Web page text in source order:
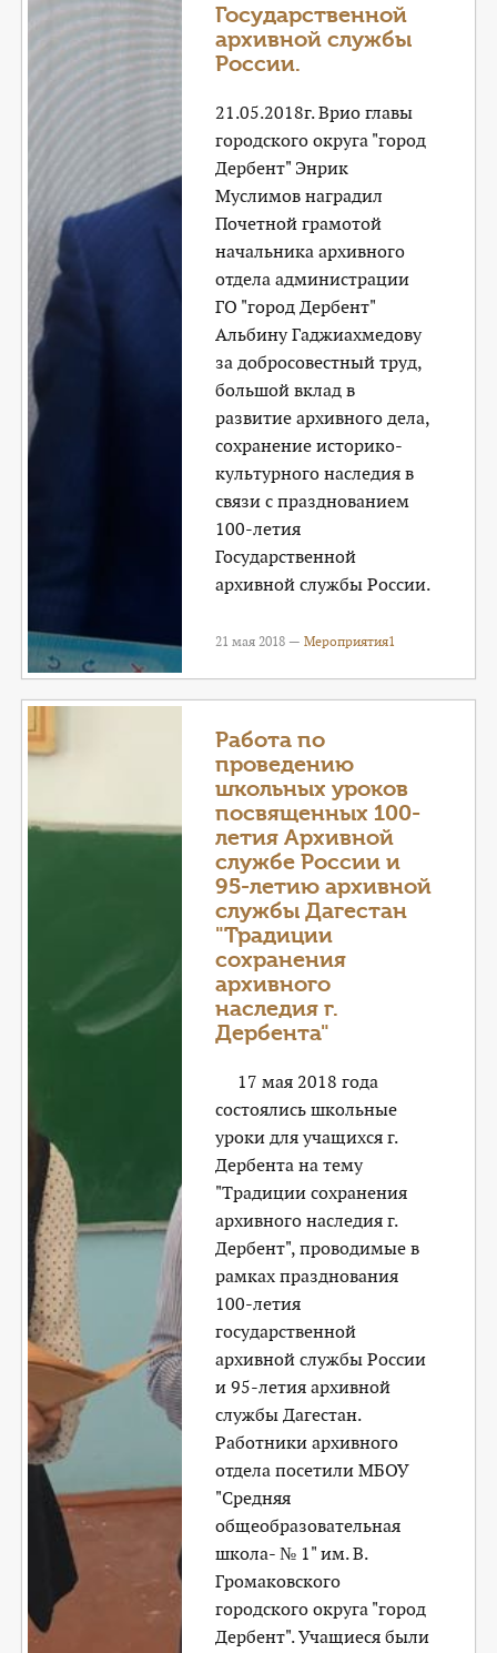
Государственной
архивной службы
России.
21.05.2018г. Врио главы
городского округа "город
Дербент" Энрик
Муслимов наградил
Почетной грамотой
начальника архивного
отдела администрации
ГО "город Дербент"
Альбину Гаджиахмедову
за добросовестный труд,
большой вклад в
развитие архивного дела,
сохранение историко-
культурного наследия в
связи с празднованием
100-летия
Государственной
архивной службы России.
21 мая 2018 —Мероприятия1
Работа по
проведению
школьных уроков
посвященных 100-
летия Архивной
службе России и
95-летию архивной
службы Дагестан
"Традиции
сохранения
архивного
наследия г.
Дербента"
17 мая 2018 года
состоялись школьные
уроки для учащихся г.
Дербента на тему
"Традиции сохранения
архивного наследия г.
Дербент", проводимые в
рамках празднования
100-летия
государственной
архивной службы России
и 95-летия архивной
службы Дагестан.
Работники архивного
отдела посетили МБОУ
"Средняя
общеобразовательная
школа- № 1" им. В.
Громаковского
городского округа "город
Дербент". Учащиеся были